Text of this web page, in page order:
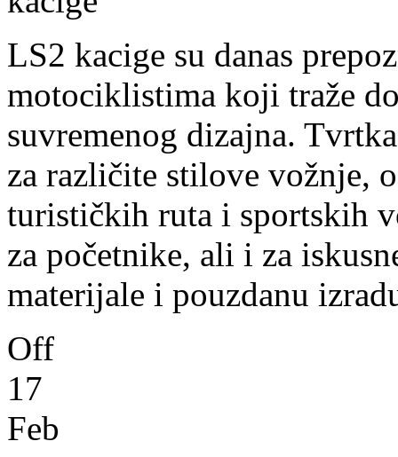
LS2 kacige su danas
motociklistima koji traže
suvremenog dizajna.
za različite stilove vožnje,
turističkih ruta i sportskih
za početnike, ali i za
materijale i pouzdanu
Off
17
Feb